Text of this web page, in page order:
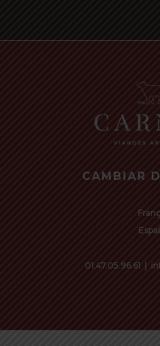
Subtotal:
CAMBIAR
01.47.05.96.61